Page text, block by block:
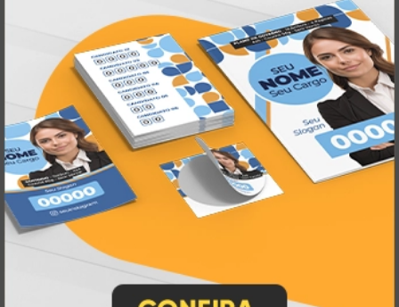
Pioneirismo e Inovação em
Impressão personalizada
Muito antes de termos comográfica online,
impressão sob demanda e web to printse
popularizarem, aAtual Card já estava
transformando o mercado gráfico.
Nascemos digitais e seguimosinovando
continuamente, investindo em
tecnologia
de ponta para garantir a melhor experiência
emprodutos personalizados e impressão
online
. Tudo isso para oferecer
agilidade,
qualidade e soluções inteligentes
Liderança e Qualidade em
Impressão